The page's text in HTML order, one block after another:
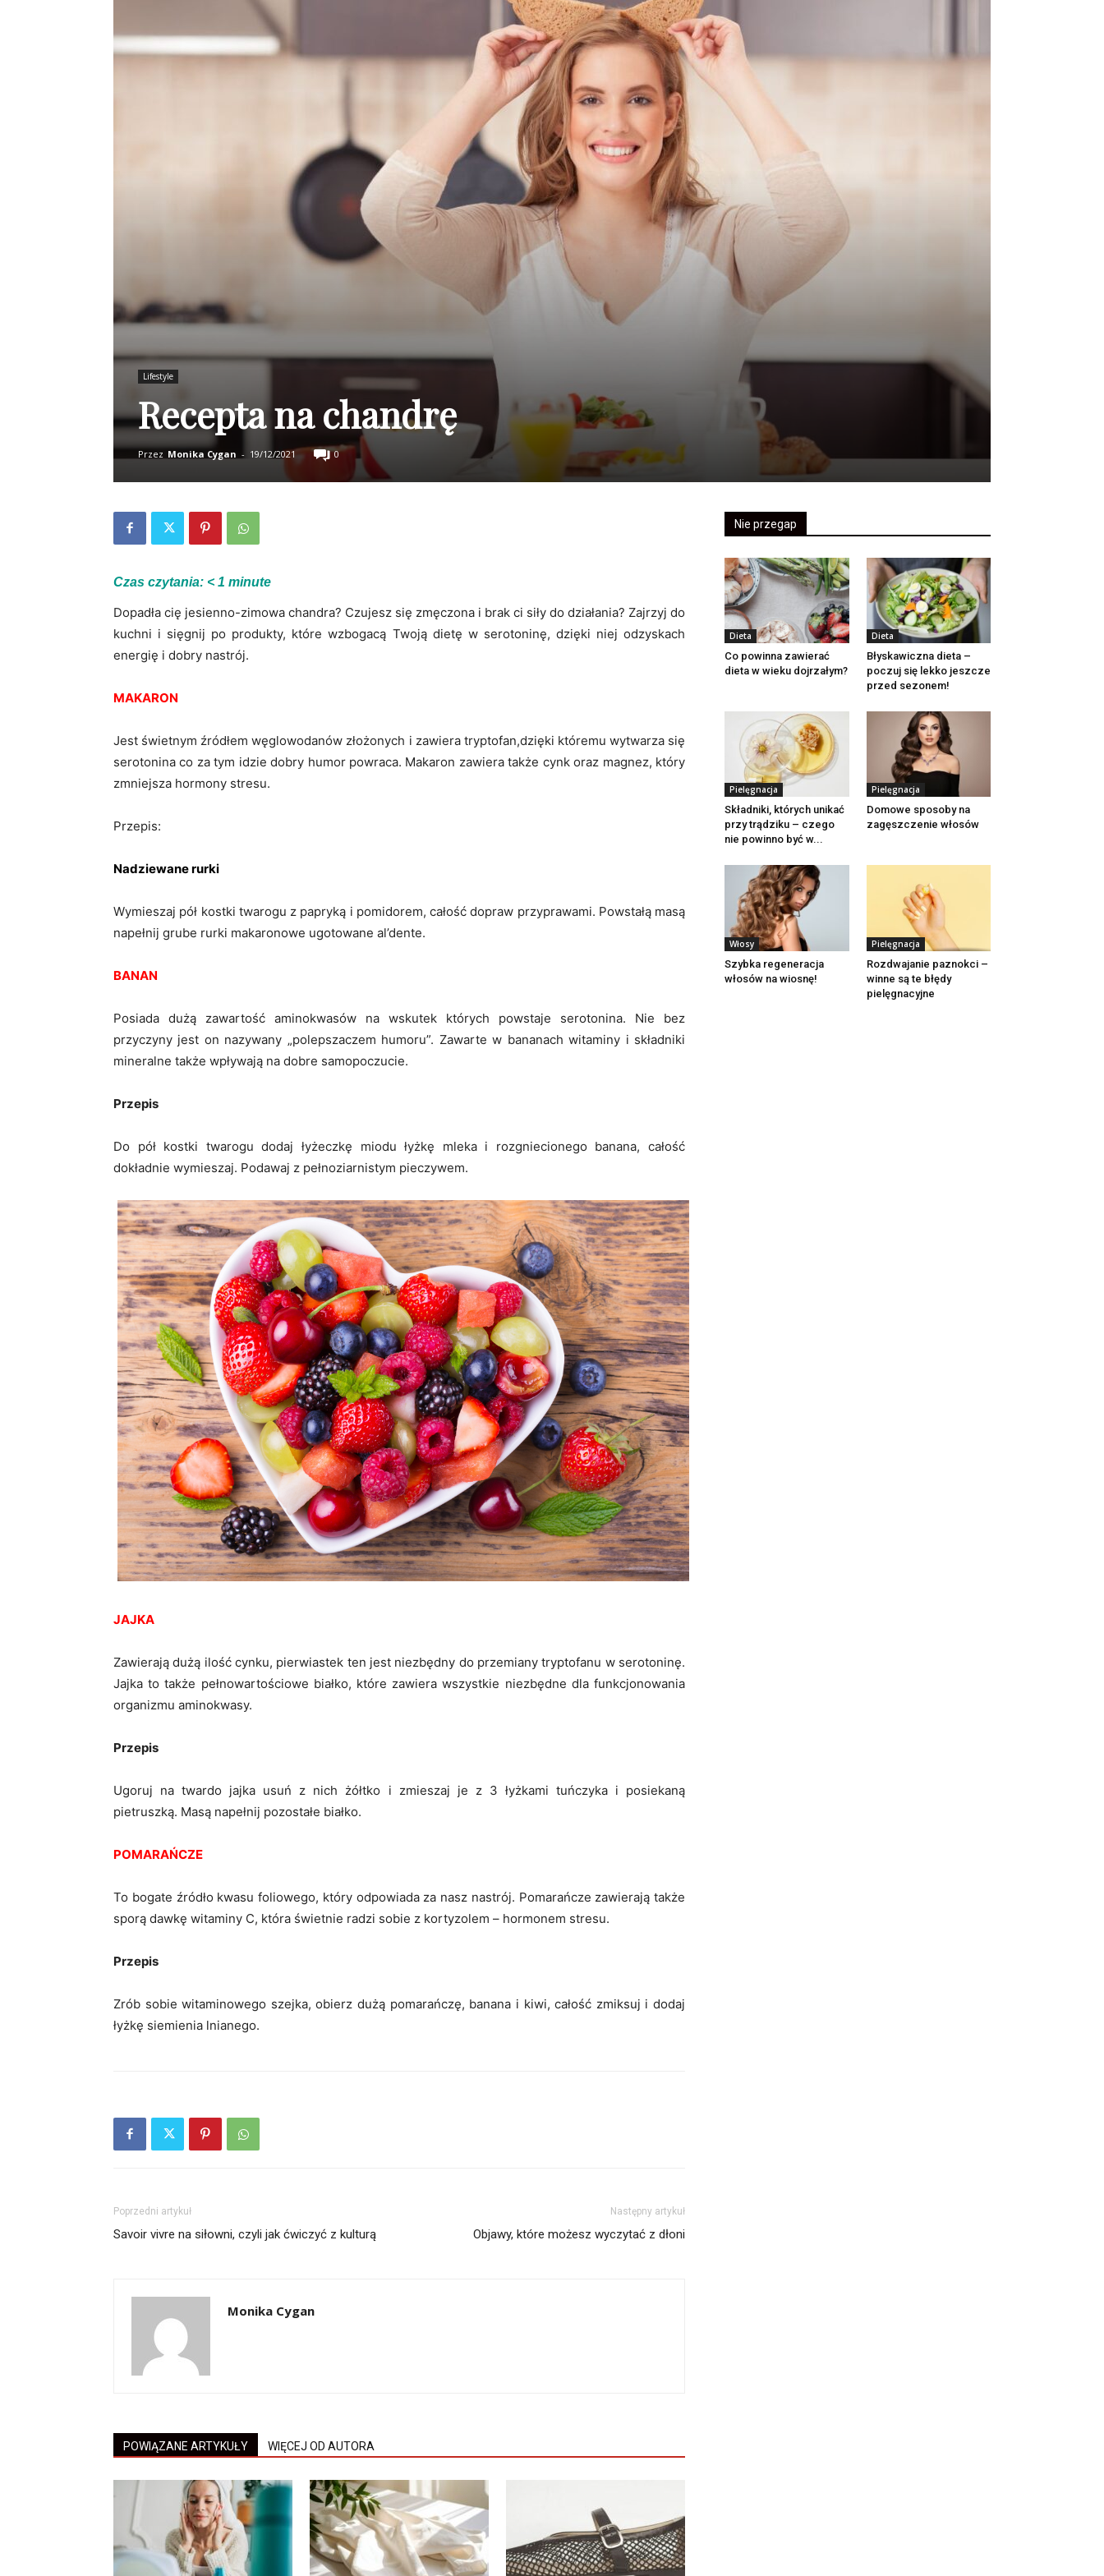
Lifestyle
Recepta na chandrę
Przez Monika Cygan - 19/12/2021 0
Czas czytania: < 1 minute
Dopadła cię jesienno-zimowa chandra? Czujesz się zmęczona i brak ci siły do działania? Zajrzyj do
kuchni i sięgnij po produkty, które wzbogacą Twoją dietę w serotoninę, dzięki niej odzyskach
energię i dobry nastrój.
MAKARON
Jest świetnym źródłem węglowodanów złożonych i zawiera tryptofan,dzięki któremu wytwarza się
serotonina co za tym idzie dobry humor powraca. Makaron zawiera także cynk oraz magnez, który
zmniejsza hormony stresu.
Przepis:
Nadziewane rurki
Wymieszaj pół kostki twarogu z papryką i pomidorem, całość dopraw przyprawami. Powstałą masą
napełnij grube rurki makaronowe ugotowane al’dente.
BANAN
Posiada dużą zawartość aminokwasów na wskutek których powstaje serotonina. Nie bez
przyczyny jest on nazywany „polepszaczem humoru”. Zawarte w bananach witaminy i składniki
mineralne także wpływają na dobre samopoczucie.
Przepis
Do pół kostki twarogu dodaj łyżeczkę miodu łyżkę mleka i rozgniecionego banana, całość
dokładnie wymieszaj. Podawaj z pełnoziarnistym pieczywem.
JAJKA
Zawierają dużą ilość cynku, pierwiastek ten jest niezbędny do przemiany tryptofanu w serotoninę.
Jajka to także pełnowartościowe białko, które zawiera wszystkie niezbędne dla funkcjonowania
organizmu aminokwasy.
Przepis
Ugoruj na twardo jajka usuń z nich żółtko i zmieszaj je z 3 łyżkami tuńczyka i posiekaną
pietruszką. Masą napełnij pozostałe białko.
POMARAŃCZE
To bogate źródło kwasu foliowego, który odpowiada za nasz nastrój. Pomarańcze zawierają także
sporą dawkę witaminy C, która świetnie radzi sobie z kortyzolem – hormonem stresu.
Przepis
Zrób sobie witaminowego szejka, obierz dużą pomarańczę, banana i kiwi, całość zmiksuj i dodaj
łyżkę siemienia lnianego.
Poprzedni artykuł
Savoir vivre na siłowni, czyli jak ćwiczyć z kulturą
Następny artykuł
Objawy, które możesz wyczytać z dłoni
Monika Cygan
POWIĄZANE ARTYKUŁY WIĘCEJ OD AUTORA
Nie przegap
Dieta
Co powinna zawierać
dieta w wieku dojrzałym?
Dieta
Błyskawiczna dieta –
poczuj się lekko jeszcze
przed sezonem!
Pielęgnacja
Składniki, których unikać
przy trądziku – czego
nie powinno być w...
Pielęgnacja
Domowe sposoby na
zagęszczenie włosów
Włosy
Szybka regeneracja
włosów na wiosnę!
Pielęgnacja
Rozdwajanie paznokci –
winne są te błędy
pielęgnacyjne